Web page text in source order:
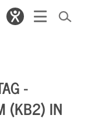
-
(KB2) IN